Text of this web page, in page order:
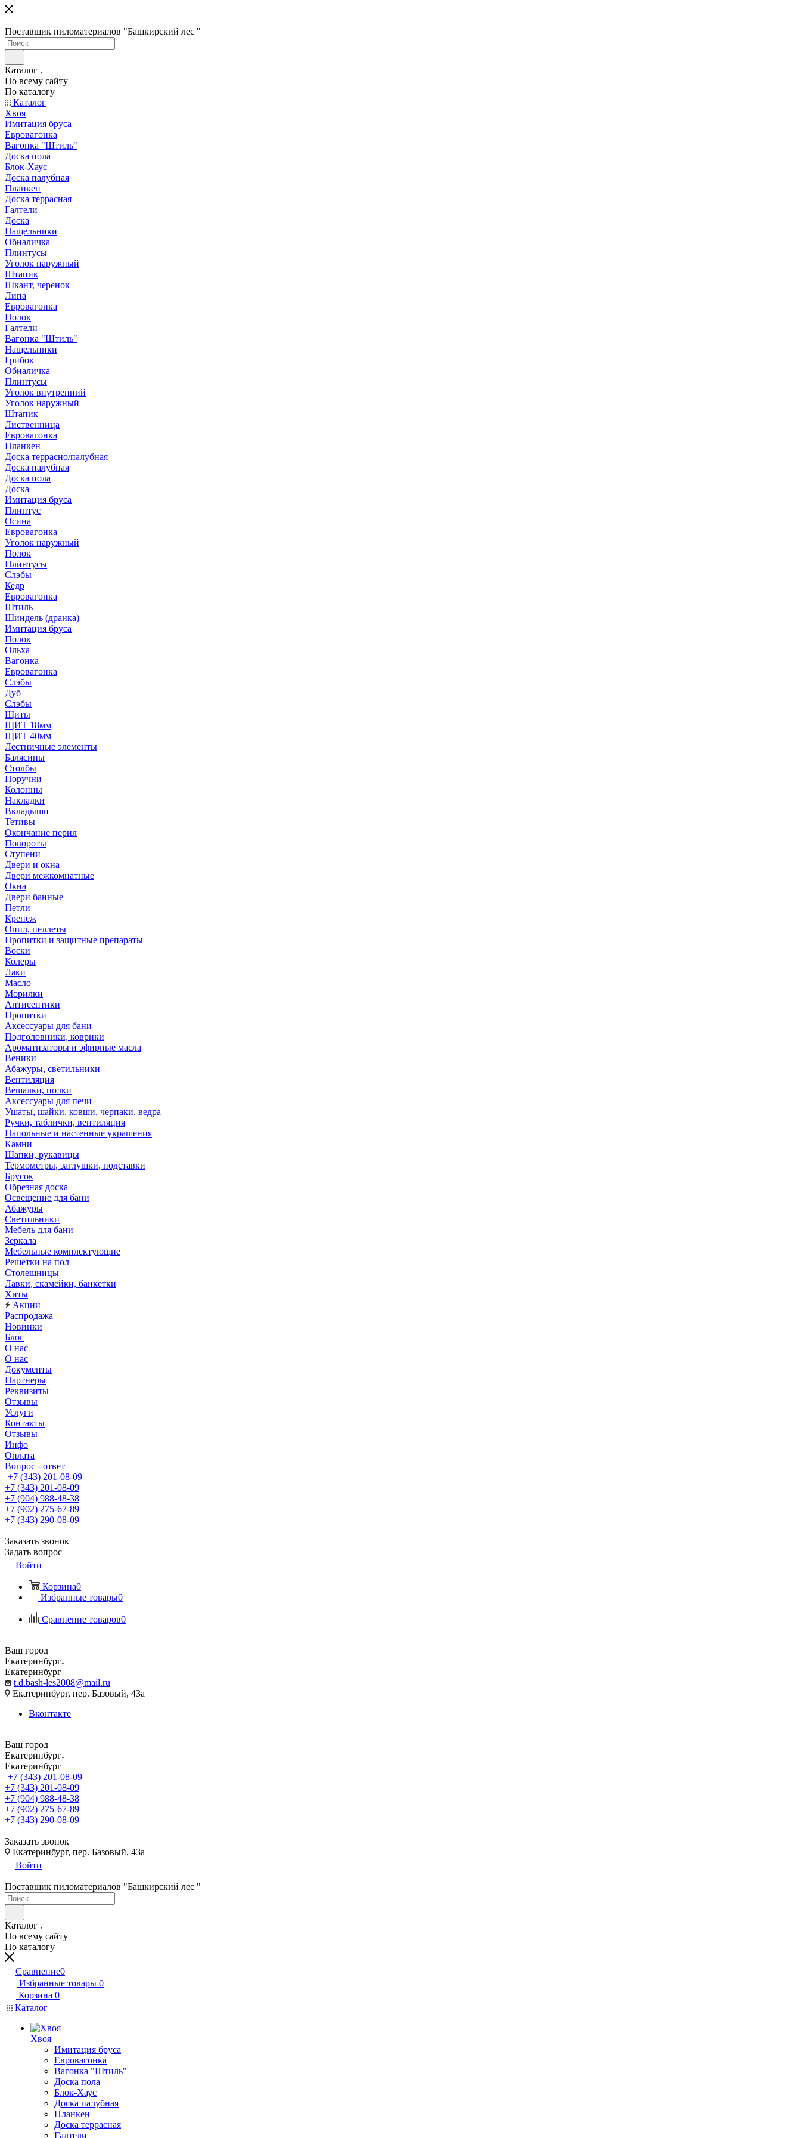
Поставщик пиломатериалов "Башкирский лес "
Каталог
По всему сайту
По каталогу
Каталог
Хвоя
Имитация бруса
Евровагонка
Вагонка "Штиль"
Доска пола
Блок-Хаус
Доска палубная
Планкен
Доска террасная
Галтели
Доска
Нащельники
Обналичка
Плинтусы
Уголок наружный
Штапик
Шкант, черенок
Липа
Евровагонка
Полок
Галтели
Вагонка "Штиль"
Нащельники
Грибок
Обналичка
Плинтусы
Уголок внутренний
Уголок наружный
Штапик
Лиственница
Евровагонка
Планкен
Доска террасно/палубная
Доска палубная
Доска пола
Доска
Имитация бруса
Плинтус
Осина
Евровагонка
Уголок наружный
Полок
Плинтусы
Слэбы
Кедр
Евровагонка
Штиль
Шиндель (дранка)
Имитация бруса
Полок
Ольха
Вагонка
Евровагонка
Слэбы
Дуб
Слэбы
Щиты
ЩИТ 18мм
ЩИТ 40мм
Лестничные элементы
Балясины
Столбы
Поручни
Колонны
Накладки
Вкладыши
Тетивы
Окончание перил
Повороты
Ступени
Двери и окна
Двери межкомнатные
Окна
Двери банные
Петли
Крепеж
Опил, пеллеты
Пропитки и защитные препараты
Воски
Колеры
Лаки
Масло
Морилки
Антисептики
Пропитки
Аксессуары для бани
Подголовники, коврики
Ароматизаторы и эфирные масла
Веники
Абажуры, светильники
Вентиляция
Вешалки, полки
Аксессуары для печи
Ушаты, шайки, ковши, черпаки, ведра
Ручки, таблички, вентиляция
Напольные и настенные украшения
Камни
Шапки, рукавицы
Термометры, заглушки, подставки
Брусок
Обрезная доска
Освещение для бани
Абажуры
Светильники
Мебель для бани
Зеркала
Мебельные комплектующие
Решетки на пол
Столешницы
Лавки, скамейки, банкетки
Хиты
Акции
Распродажа
Новинки
Блог
О нас
О нас
Документы
Партнеры
Реквизиты
Отзывы
Услуги
Контакты
Отзывы
Инфо
Оплата
Вопрос - ответ
+7 (343) 201-08-09
+7 (343) 201-08-09
+7 (904) 988-48-38
+7 (902) 275-67-89
+7 (343) 290-08-09
Заказать звонок
Задать вопрос
Войти
Корзина0
Избранные товары0
Сравнение товаров0
Ваш город
Екатеринбург
Екатеринбург
t.d.bash-les2008@mail.ru
Екатеринбург, пер. Базовый, 43а
Вконтакте
Ваш город
Екатеринбург
Екатеринбург
+7 (343) 201-08-09
+7 (343) 201-08-09
+7 (904) 988-48-38
+7 (902) 275-67-89
+7 (343) 290-08-09
Заказать звонок
Екатеринбург, пер. Базовый, 43а
Войти
Поставщик пиломатериалов "Башкирский лес "
Каталог
По всему сайту
По каталогу
Сравнение0
Избранные товары 0
Корзина 0
Каталог
Хвоя
Имитация бруса
Евровагонка
Вагонка "Штиль"
Доска пола
Блок-Хаус
Доска палубная
Планкен
Доска террасная
Галтели